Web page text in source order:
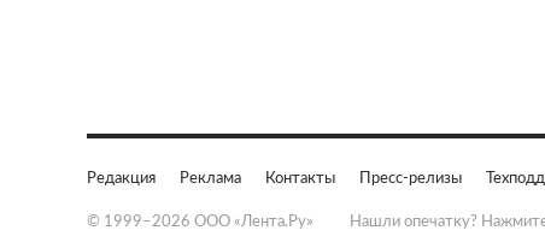
Редакция Реклама Контакты Пресс-релизы
© 1999–2026 ООО «Лента.Ру» Нашли опечатку?